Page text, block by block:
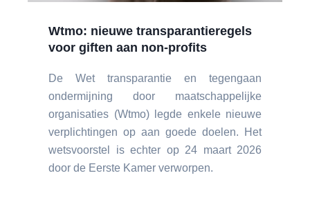
Wtmo: nieuwe transparantieregels
voor giften aan non-profits
De Wet transparantie en tegengaan
ondermijning door maatschappelijke
organisaties (Wtmo) legde enkele nieuwe
verplichtingen op aan goede doelen. Het
wetsvoorstel is echter op 24 maart 2026
door de Eerste Kamer verworpen.